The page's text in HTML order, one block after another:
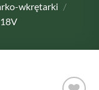
wkrętarki /